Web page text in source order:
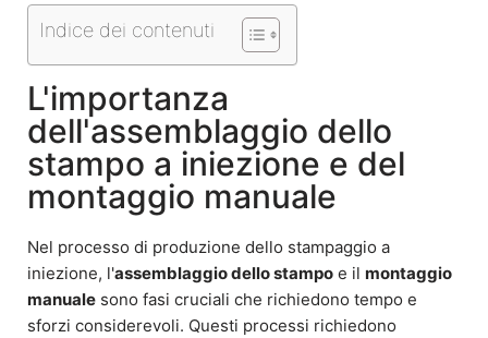
Indice dei contenuti
L'importanza
dell'assemblaggio dello
stampo a iniezione e del
montaggio manuale
Nel processo di produzione dello stampaggio a
iniezione, l'assemblaggio dello stampo e il montaggio
manuale sono fasi cruciali che richiedono tempo e
sforzi considerevoli. Questi processi richiedono